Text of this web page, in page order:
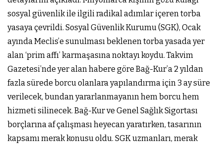
sosyal güvenlik ile ilgili radikal adımlar içeren torba
yasaya çevrildi. Sosyal Güvenlik Kurumu (SGK), Ocak
ayında Meclis’e sunulması beklenen torba yasada yer
alan ‘prim affı’ karmaşasına noktayı koydu. Takvim
Gazetesi’nde yer alan habere göre Bağ-Kur’a 2 yıldan
fazla sürede borcu olanlara yapılandırma için 3 ay süre
verilecek, bundan yararlanmayanın hem borcu hem
hizmeti silinecek. Bağ-Kur ve Genel Sağlık Sigortası
borçlarına af çalışması heyecan yaratırken, tasarının
kapsamı merak konusu oldu. SGK uzmanları, merak